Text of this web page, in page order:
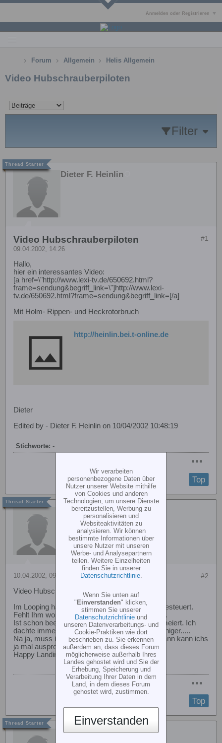
Anmelden oder Registrieren
Forum Allgemein Helis Allgemein
Video Hubschrauberpiloten
Filter
Dieter F. Heinlin
#1
Video Hubschrauberpiloten
09.04.2002, 14:26
Hallo,
hier ein interessantes Video:
[a href=\"http://www.lexi-tv.de/650692.html?
frame=sendung&begriff_link=\"]http://www.lexi-
tv.de/650692.html?frame=sendung&begriff_link=[/a]
Mit Holm- Rippen- und Heckrotorbruch
http://heinlin.bei.t-online.de
Dieter
Edited by - Dieter F. Heinlin on 10/04/2002 10:48:19
Stichworte: -
Top
Gast
#2
10.04.2002, 09:22
Video Hubschrauberpiloten
Im Looping hat er aber nicht negativ zwischengesteuert.
Fehlt Ihm wohl die Gaskurve oder der Regler.....
Ist schon beeindruckend, wie der am zyklik rumeiert. Ich
dachte immer, die grossen Hubis stehen viel ruhiger.....
Na ja, muss ich wohl noch ein bissel sparen, dann kann ichs
ja mal ausprobieren.
Happy Landings
Top
mjustus
Wir verarbeiten
personenbezogene Daten über
Nutzer unserer Website mithilfe
von Cookies und anderen
Technologien, um unsere Dienste
bereitzustellen, Werbung zu
personalisieren und
Websiteaktivitäten zu
analysieren. Wir können
bestimmte Informationen über
unsere Nutzer mit unseren
Werbe- und Analysepartnern
teilen. Weitere Einzelheiten
finden Sie in unserer
Datenschutzrichtlinie.
Wenn Sie unten auf
" Einverstanden" klicken,
stimmen Sie unserer
Datenschutzrichtlinie und
unseren Datenverarbeitungs- und
Cookie-Praktiken wie dort
beschrieben zu. Sie erkennen
außerdem an, dass dieses Forum
möglicherweise außerhalb Ihres
Landes gehostet wird und Sie der
Erhebung, Speicherung und
Verarbeitung Ihrer Daten in dem
Land, in dem dieses Forum
gehostet wird, zustimmen.
Einverstanden